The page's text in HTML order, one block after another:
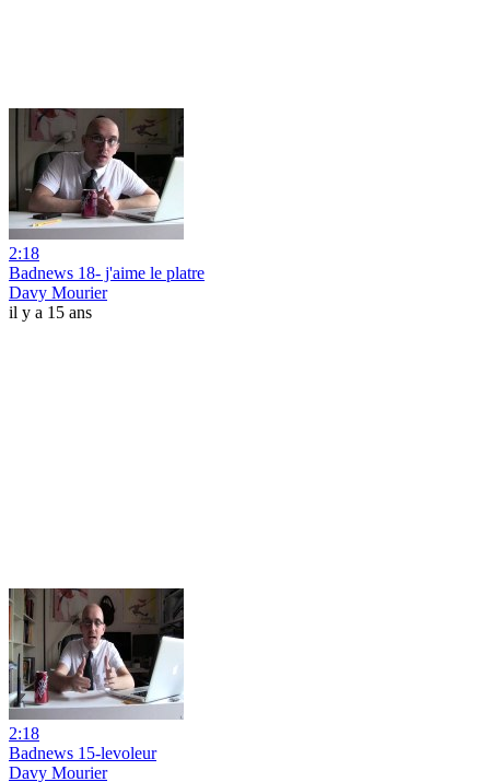
2:18
Badnews 18- j'aime le platre
Davy Mourier
il y a 15 ans
2:18
Badnews 15-levoleur
Davy Mourier